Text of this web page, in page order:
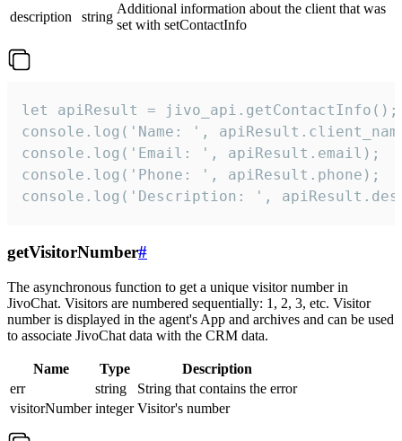
description
string
Additional information about the client that was
set with setContactInfo
let apiResult = jivo_api.getContactInfo();
console.log('Name: ',
console.log('Email: ', apiResult.email);
console.log('Phone: ', apiResult.phone);
console.log('Description: ',
getVisitorNumber#
The asynchronous function to get a unique visitor number in
JivoChat. Visitors are numbered sequentially: 1, 2, 3, etc. Visitor
number is displayed in the agent's App and archives and can be used
to associate JivoChat data with the CRM data.
Name Type
Description
err
string
String that contains the error
visitorNumber integer Visitor's number